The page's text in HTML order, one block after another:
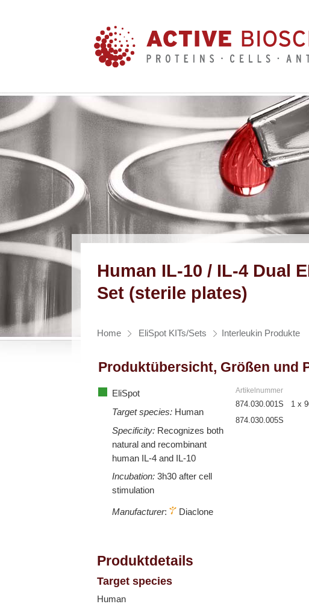
Human IL-10 / IL-4 Dual
Set (sterile plates)
Home EliSpot KITs/Sets Interleukin Produkte
Produktübersicht, Größen und
EliSpot
Target species: Human
Specificity: Recognizes both
natural and recombinant
human IL-4 and IL-10
Incubation: 3h30 after cell
stimulation
Manufacturer: Diaclone
Artikelnummer
874.030.001S 1 x
874.030.005S
Produktdetails
Target species
Human